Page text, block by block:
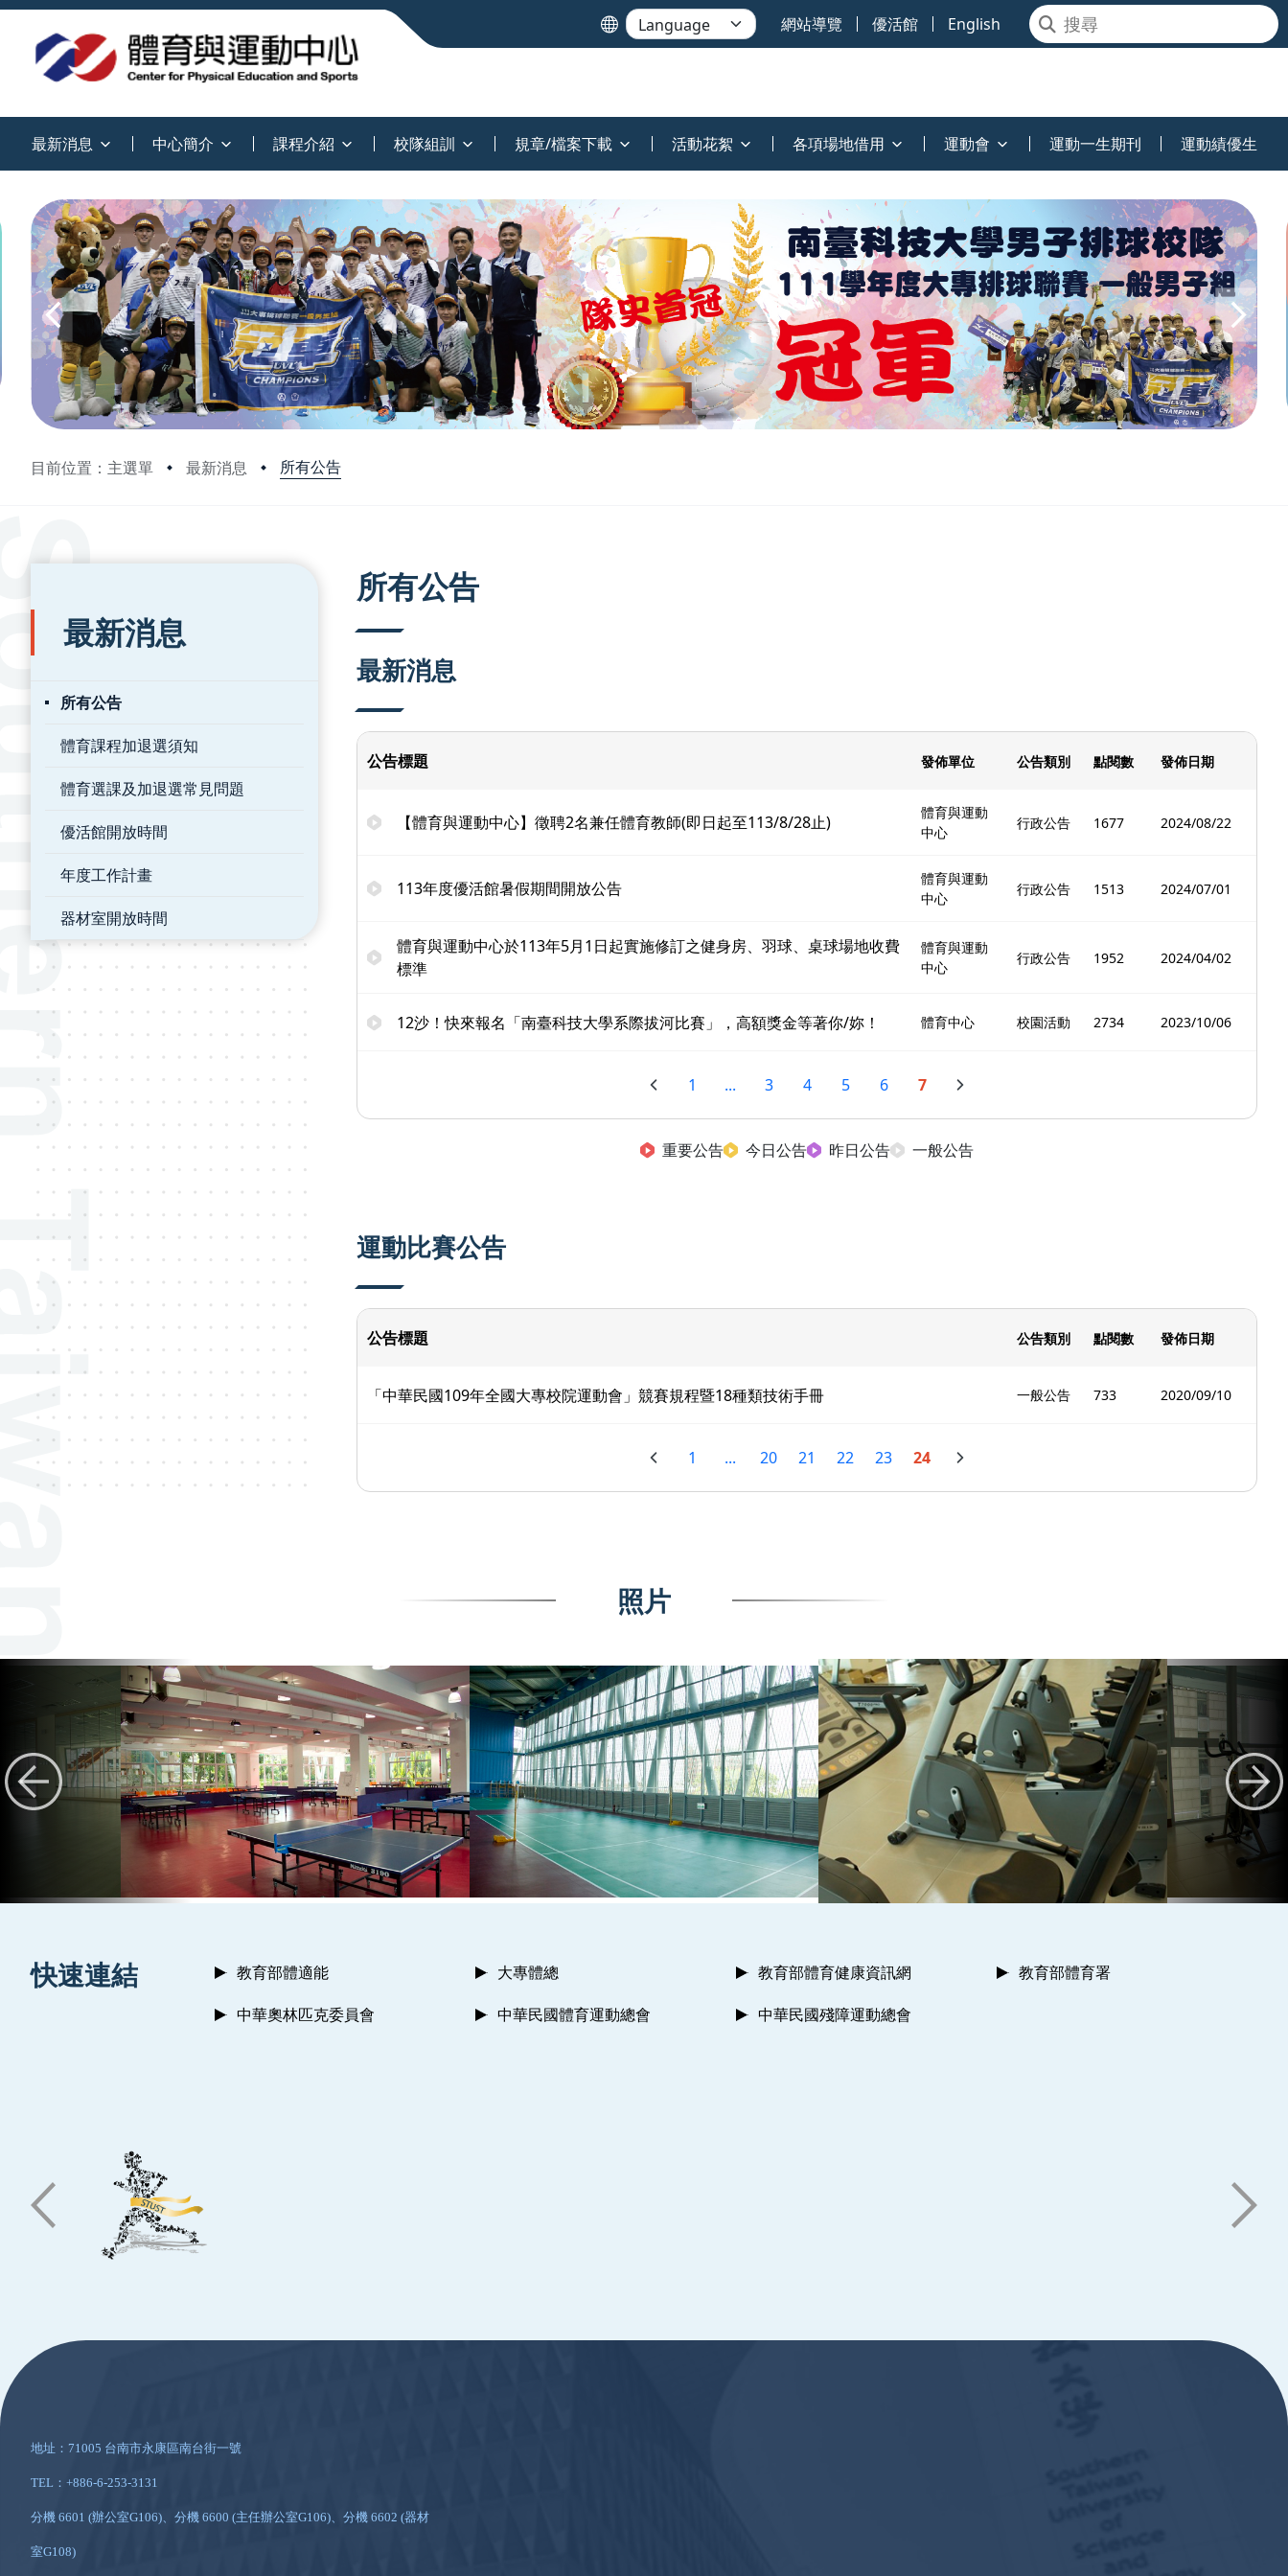
網站導覽 優活館 English
最新消息 中心簡介 課程介紹 校隊組訓 規章/檔案下載 活動花絮 各項場地借用 運動會 運動一生期刊 運動績優生
目前位置：主選單 最新消息 所有公告
:::
最新消息
所有公告
體育課程加退選須知
體育選課及加退選常見問題
優活館開放時間
年度工作計畫
器材室開放時間
所有公告
最新消息
公告標題 發佈單位 公告類別 點閱數 發佈日期
【體育與運動中心】徵聘2名兼任體育教師(即日起至113/8/28止)
體育與運動
中心
行政公告 1677 2024/08/22
113年度優活館暑假期間開放公告
體育與運動
中心
行政公告 1513 2024/07/01
體育與運動中心於113年5月1日起實施修訂之健身房、羽球、桌球場地收費
標準
體育與運動
中心
行政公告 1952 2024/04/02
12沙！快來報名「南臺科技大學系際拔河比賽」，高額獎金等著你/妳！ 體育中心 校園活動 2734 2023/10/06
1 ... 3 4 5 6 7
重要公告 今日公告 昨日公告 一般公告
運動比賽公告
公告標題 公告類別 點閱數 發佈日期
「中華民國109年全國大專校院運動會」競賽規程暨18種類技術手冊 一般公告 733 2020/09/10
1 ... 20 21 22 23 24
照片
快速連結 教育部體適能 大專體總 教育部體育健康資訊網
教育部體育署
中華奧林匹克委員會
中華民國體育運動總會 中華民國殘障運動總會
地址：71005 台南市永康區南台街一號
TEL：+886-6-253-3131
分機 6601 (辦公室G106)、分機 6600 (主任辦公室G106)、分機 6602 (器材
室G108)